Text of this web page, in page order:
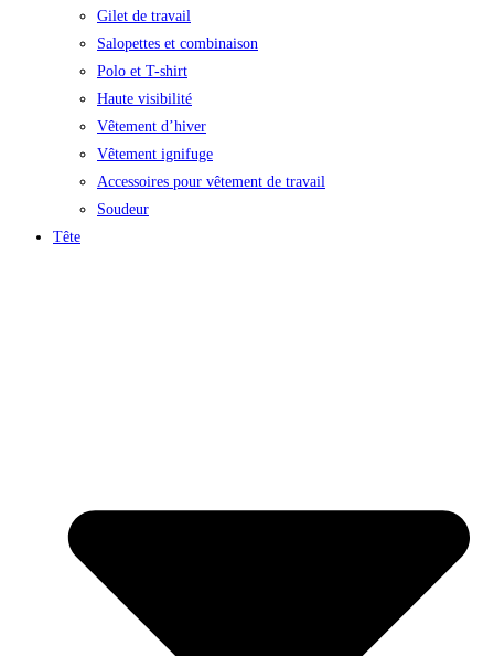
Gilet de travail
Salopettes et combinaison
Polo et T-shirt
Haute visibilité
Vêtement d’hiver
Vêtement ignifuge
Accessoires pour vêtement de travail
Soudeur
Tête